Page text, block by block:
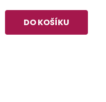
DO KOŠÍKU